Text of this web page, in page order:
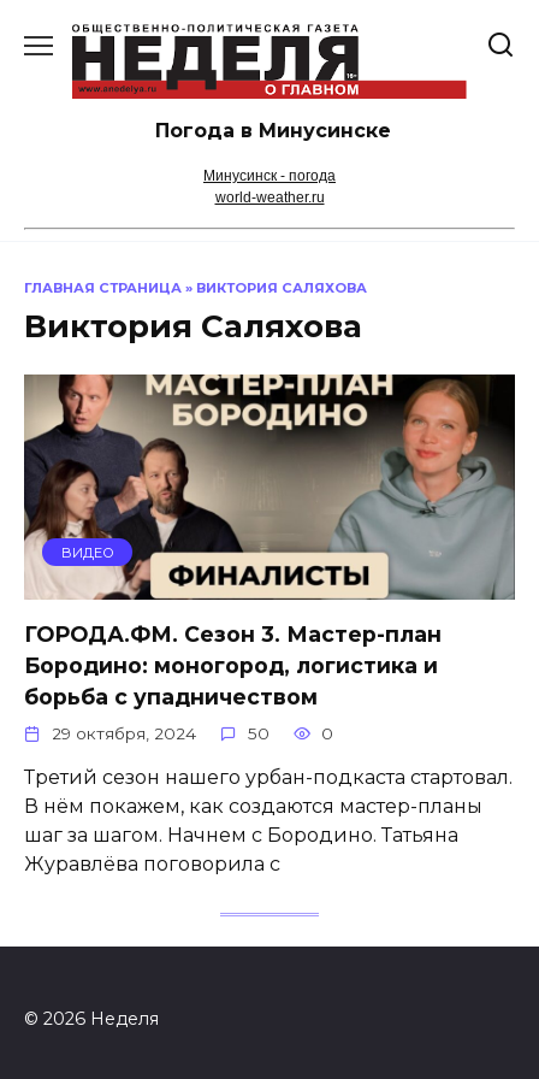
содержанию
Погода в Минусинске
Минусинск - погода
world-weather.ru
ГЛАВНАЯ СТРАНИЦА » ВИКТОРИЯ САЛЯХОВА
Виктория Саляхова
ВИДЕО
ГОРОДА.ФМ. Сезон 3. Мастер-план
Бородино: моногород, логистика и
борьба с упадничеством
29 октября, 2024 50 0
Третий сезон нашего урбан-подкаста стартовал.
В нём покажем, как создаются мастер-планы
шаг за шагом. Начнем с Бородино. Татьяна
Журавлёва поговорила с
© 2026 Неделя